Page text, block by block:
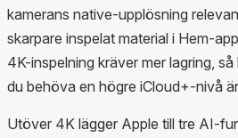
kamerans native-upplösning
skarpare inspelat material i Hem-
4K-inspelning kräver mer lagring,
du behöva en högre iCloud+-nivå
Utöver 4K lägger Apple till tre AI-